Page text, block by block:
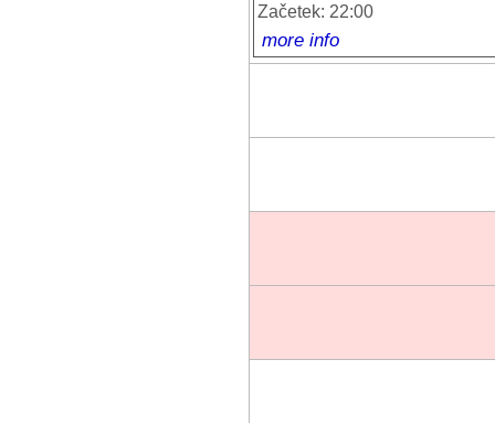
Začetek: 22:00
more info